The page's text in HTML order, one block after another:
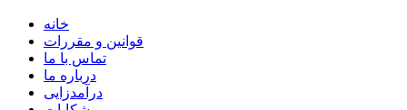
خانه
قوانین و مقررات
تماس با ما
درباره ما
درآمدزایی